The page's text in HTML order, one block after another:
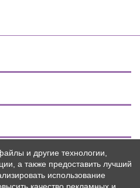
и другие технологии,
а также предоставить лучший
использование